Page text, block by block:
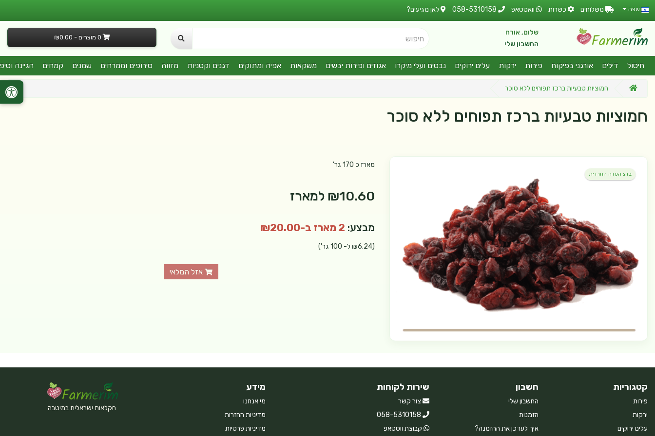
שפה משלוחים כשרות וואטסאפ 058-5310158 לאן מגיעים?
שלום, אורח
החשבון שלי
חיפוש
0 מוצרים - ₪0.00
חיסול דילים אורגני בפיקוח פירות ירקות עלים ירוקים נבטים ועלי מיקרו אגוזים ופירות יבשים משקאות אפיה ומתוקים דגנים וקטניות מזווה סירופים וממרחים שמנים קמחים הגיינה
חמוציות טבעיות ברכז תפוחים ללא סוכר
חמוציות טבעיות ברכז תפוחים ללא סוכר
בדצ העדה החרדית
מארז כ 170 גר'
₪10.60 למארז
מבצע: 2 מארז ב-₪20.00
(₪6.24 ל- 100 גר')
אזל המלאי
קטגוריות
פירות
ירקות
עלים ירוקים
חשבון
החשבון שלי
הזמנות
איך לעדכן את ההזמנה?
שירות לקוחות
צור קשר
058-5310158
קבוצת ווטסאפ
מידע
מי אנחנו
מדיניות החזרות
מדיניות פרטיות
חקלאות ישראלית במיטבה